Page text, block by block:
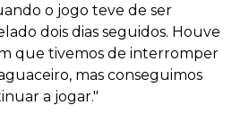
o jogo teve de ser
dois dias seguidos. Houve
que tivemos de interromper
mas conseguimos
a jogar."